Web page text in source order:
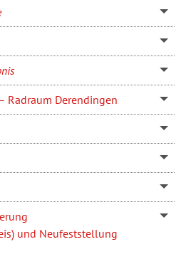
Radraum Derendingen
und Neufeststellung